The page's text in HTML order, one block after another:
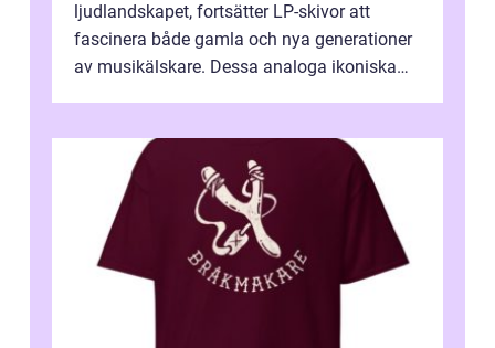
ljudlandskapet, fortsätter LP-skivor att
fascinera både gamla och nya generationer
av musikälskare. Dessa analoga ikoniska